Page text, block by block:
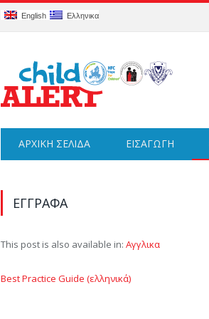
English Ελληνικα
ΑΡΧΙΚΗ ΣΕΛΙΔΑ ΕΙΣΑΓΩΓΉ
ΕΓΓΡΑΦΑ
This post is also available in: Αγγλικα
Best Practice Guide (ελληνικά)